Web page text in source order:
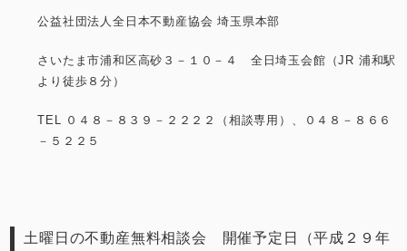
公益社団法人全日本不動産協会 埼玉県本部
さいたま市浦和区高砂３－１０－４ 全日埼玉会館 （JR 浦和駅
より徒歩８分）
TEL ０４８－８３９－２２２２（相談専用）、０４８－８６６
－５２２５
土曜日の不動産無料相談会 開催予定日（平成２９ 年